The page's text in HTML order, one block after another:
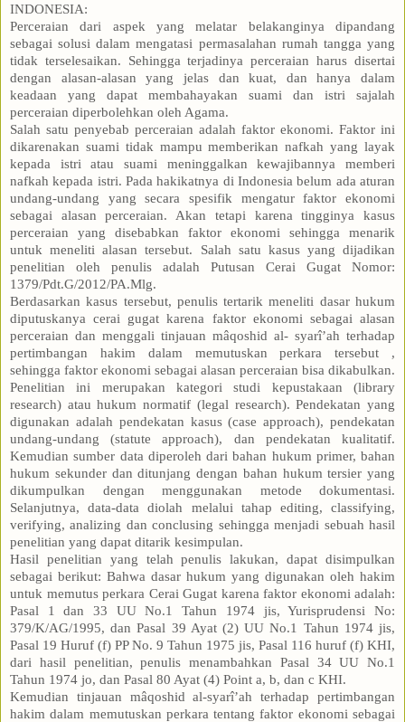
INDONESIA:
Perceraian dari aspek yang melatar belakanginya dipandang
sebagai solusi dalam mengatasi permasalahan rumah tangga yang
tidak terselesaikan. Sehingga terjadinya perceraian harus disertai
dengan alasan-alasan yang jelas dan kuat, dan hanya dalam
keadaan yang dapat membahayakan suami dan istri sajalah
perceraian diperbolehkan oleh Agama.
Salah satu penyebab perceraian adalah faktor ekonomi. Faktor ini
dikarenakan suami tidak mampu memberikan nafkah yang layak
kepada istri atau suami meninggalkan kewajibannya memberi
nafkah kepada istri. Pada hakikatnya di Indonesia belum ada aturan
undang-undang yang secara spesifik mengatur faktor ekonomi
sebagai alasan perceraian. Akan tetapi karena tingginya kasus
perceraian yang disebabkan faktor ekonomi sehingga menarik
untuk meneliti alasan tersebut. Salah satu kasus yang dijadikan
penelitian oleh penulis adalah Putusan Cerai Gugat Nomor:
1379/Pdt.G/2012/PA.Mlg.
Berdasarkan kasus tersebut, penulis tertarik meneliti dasar hukum
diputuskanya cerai gugat karena faktor ekonomi sebagai alasan
perceraian dan menggali tinjauan mâqoshid al- syarî’ah terhadap
pertimbangan hakim dalam memutuskan perkara tersebut ,
sehingga faktor ekonomi sebagai alasan perceraian bisa dikabulkan.
Penelitian ini merupakan kategori studi kepustakaan (library
research) atau hukum normatif (legal research). Pendekatan yang
digunakan adalah pendekatan kasus (case approach), pendekatan
undang-undang (statute approach), dan pendekatan kualitatif.
Kemudian sumber data diperoleh dari bahan hukum primer, bahan
hukum sekunder dan ditunjang dengan bahan hukum tersier yang
dikumpulkan dengan menggunakan metode dokumentasi.
Selanjutnya, data-data diolah melalui tahap editing, classifying,
verifying, analizing dan conclusing sehingga menjadi sebuah hasil
penelitian yang dapat ditarik kesimpulan.
Hasil penelitian yang telah penulis lakukan, dapat disimpulkan
sebagai berikut: Bahwa dasar hukum yang digunakan oleh hakim
untuk memutus perkara Cerai Gugat karena faktor ekonomi adalah:
Pasal 1 dan 33 UU No.1 Tahun 1974 jis, Yurisprudensi No:
379/K/AG/1995, dan Pasal 39 Ayat (2) UU No.1 Tahun 1974 jis,
Pasal 19 Huruf (f) PP No. 9 Tahun 1975 jis, Pasal 116 huruf (f) KHI,
dari hasil penelitian, penulis menambahkan Pasal 34 UU No.1
Tahun 1974 jo, dan Pasal 80 Ayat (4) Point a, b, dan c KHI.
Kemudian tinjauan mâqoshid al-syarî’ah terhadap pertimbangan
hakim dalam memutuskan perkara tentang faktor ekonomi sebagai